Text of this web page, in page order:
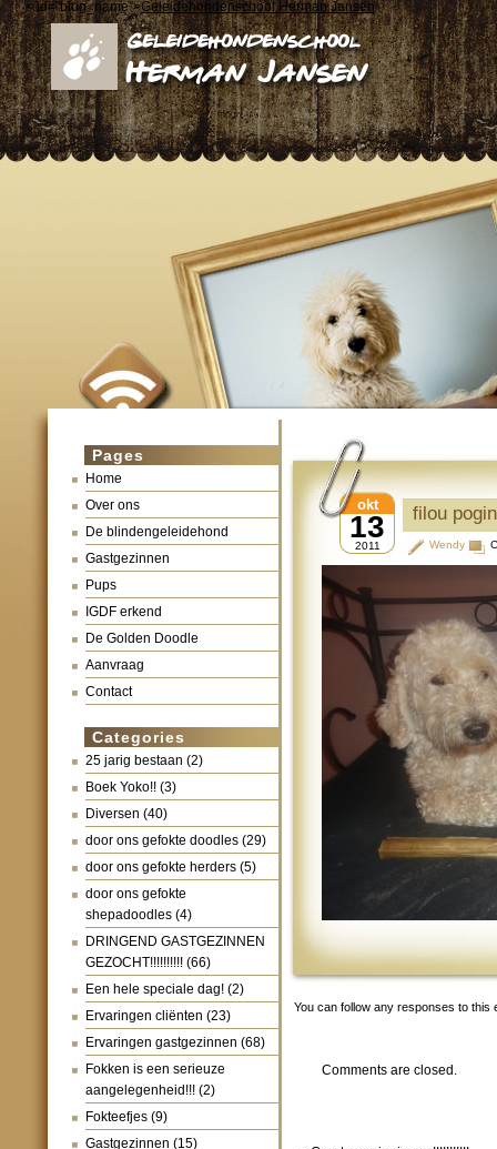
< id="blog_name">Geleidehondenschool Herman Jansen
Pages
Home
Over ons
De blindengeleidehond
Gastgezinnen
Pups
IGDF erkend
De Golden Doodle
Aanvraag
Contact
Categories
25 jarig bestaan (2)
Boek Yoko!! (3)
Diversen (40)
door ons gefokte doodles (29)
door ons gefokte herders (5)
door ons gefokte
shepadoodles (4)
DRINGEND GASTGEZINNEN
GEZOCHT!!!!!!!!!! (66)
Een hele speciale dag! (2)
Ervaringen cliënten (23)
Ervaringen gastgezinnen (68)
Fokken is een serieuze
aangelegenheid!!! (2)
Fokteefjes (9)
Gastgezinnen (15)
filou
13
okt
2011 Wendy
You can follow any responses to this
Comments are closed.